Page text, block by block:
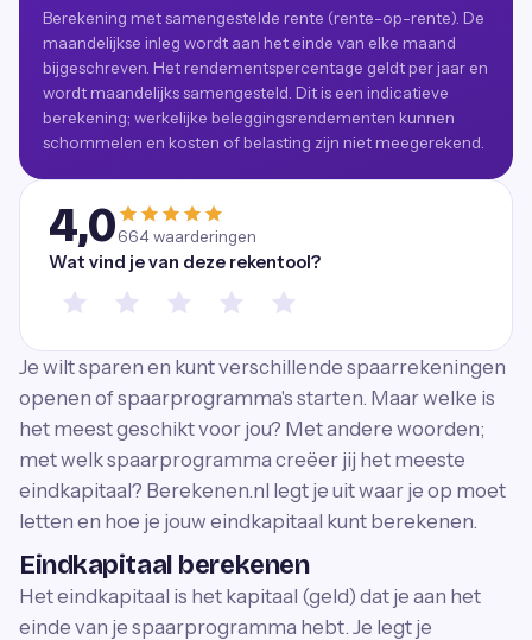
Berekening met samengestelde rente (rente-op-rente). De
maandelijkse inleg wordt aan het einde van elke maand
bijgeschreven. Het rendementspercentage geldt per jaar en
wordt maandelijks samengesteld. Dit is een indicatieve
berekening; werkelijke beleggingsrendementen kunnen
schommelen en kosten of belasting zijn niet meegerekend.
4,0664waarderingen
Wat vind je van deze rekentool?
Je wilt sparen en kunt verschillende spaarrekeningen
openen of spaarprogramma's starten. Maar welke is
het meest geschikt voor jou? Met andere woorden;
met welk spaarprogramma creëer jij het meeste
eindkapitaal? Berekenen.nl legt je uit waar je op moet
letten en hoe je jouw eindkapitaal kunt berekenen.
Eindkapitaal berekenen
Het eindkapitaal is het kapitaal (geld) dat je aan het
einde van je spaarprogramma hebt. Je legt je